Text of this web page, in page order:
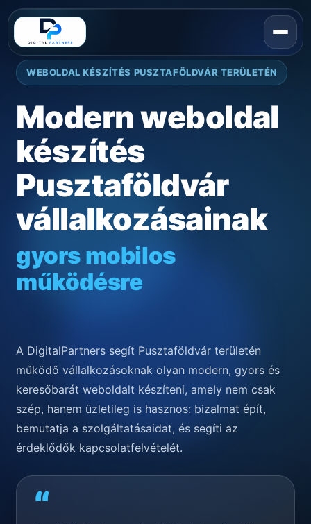
WEBOLDAL KÉSZÍTÉS PUSZTAFÖLDVÁR TERÜLETÉN
Modern weboldal
készítés
Pusztaföldvár
vállalkozásainak
gyors mobilos
működésre
A DigitalPartners segít Pusztaföldvár területén
működő vállalkozásoknak olyan modern, gyors és
keresőbarát weboldalt készíteni, amely nem csak
szép, hanem üzletileg is hasznos: bizalmat épít,
bemutatja a szolgáltatásaidat, és segíti az
érdeklődők kapcsolatfelvételét.
“